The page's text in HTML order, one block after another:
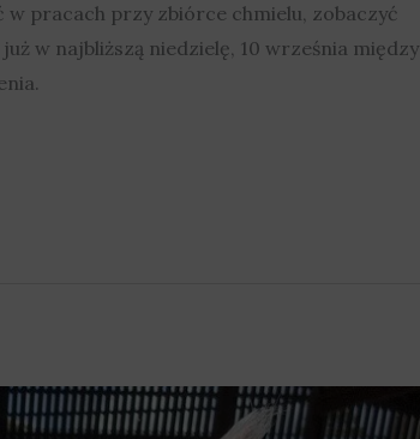
pracach przy zbiórce chmielu, zobaczyć
w najbliższą niedzielę, 10 września między